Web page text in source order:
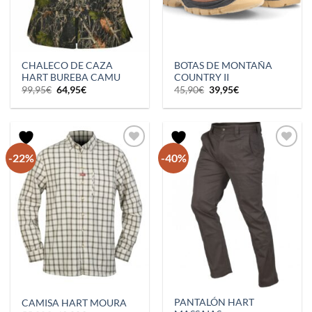
CHALECO DE CAZA
HART BUREBA CAMU
99,95€ El
precio
original
64,95€El
actual
BOTAS DE MONTAÑA
COUNTRY II
45,90€ El
precio
original
45,90€.
39,95€El
actual
39,95€.
-22%
CAMISA HART MOURA
-40%
PANTALÓN HART